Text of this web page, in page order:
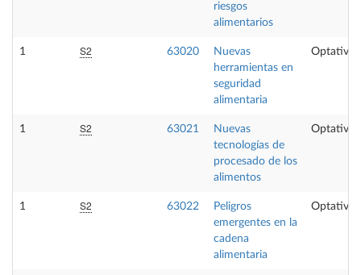
riesgos
alimentarios
1 S2 63020
Nuevas
herramientas en
seguridad
alimentaria
Optativa
1 S2 63021
Nuevas
tecnologías de
procesado de los
alimentos
Optativa
1 S2 63022
Peligros
emergentes en la
cadena
alimentaria
Optativa